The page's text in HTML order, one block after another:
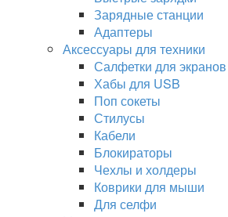
Зарядные станции
Адаптеры
Аксессуары для техники
Салфетки для экранов
Хабы для USB
Поп сокеты
Стилусы
Кабели
Блокираторы
Чехлы и холдеры
Коврики для мыши
Для селфи